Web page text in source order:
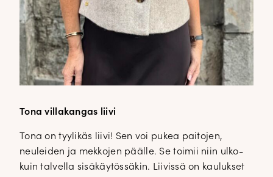
Tona villakangas liivi
Tona on tyylikäs liivi! Sen voi pukea paitojen,
neuleiden ja mekkojen päälle. Se toimii niin ulko-
kuin talvella sisäkäytössäkin. Liivissä on kaulukset